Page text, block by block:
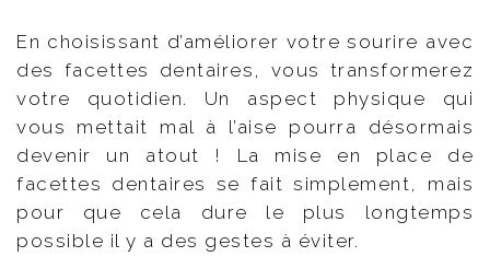
En choisissant d’améliorer votre sourire avec
des facettes dentaires, vous transformerez
votre quotidien. Un aspect physique qui
vous mettait mal à l’aise pourra désormais
devenir un atout ! La mise en place de
facettes dentaires se fait simplement, mais
pour que cela dure le plus longtemps
possible il y a des gestes à éviter.